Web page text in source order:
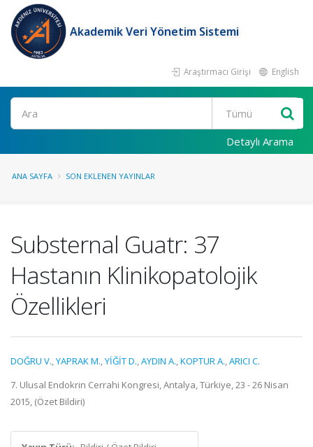
Akademik Veri Yönetim Sistemi
Araştırmacı Girişi English
Ara
Detaylı Arama
ANA SAYFA SON EKLENEN YAYINLAR
Substernal Guatr: 37
Hastanın Klinikopatolojik
Özellikleri
DOĞRU V.,YAPRAK M.,YİĞİT D.,AYDIN A.,KOPTUR A.,ARICI C.
7. Ulusal Endokrin Cerrahi Kongresi, Antalya, Türkiye, 23 - 26 Nisan
2015, (Özet Bildiri)